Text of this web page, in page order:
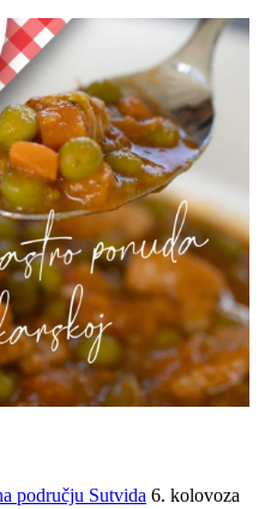
području Sutvida 6. kolovoza